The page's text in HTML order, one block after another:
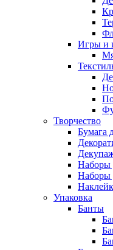
Игры и
Творчество
Бумага
Наборы
Наборы
Упаковка
Банты